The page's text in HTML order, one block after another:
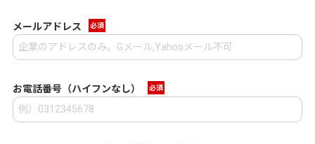
メールアドレス 必須
お電話番号（ハイフンなし） 必須